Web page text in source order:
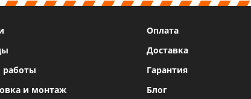
и монтаж
Оплата
Доставка
Гарантия
Блог